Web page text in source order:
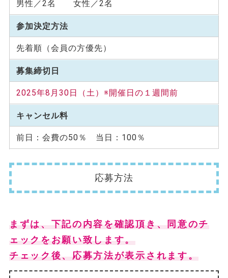
男性／2名 女性／2名
参加決定方法
先着順（会員の方優先）
募集締切日
2025年8月30日（土）※開催日の１週間前
キャンセル料
前日：会費の50％ 当日：100％
応募方法
まずは、下記の内容を確認頂き、同意のチ
ェックをお願い致します。
チェック後、応募方法が表示されます。